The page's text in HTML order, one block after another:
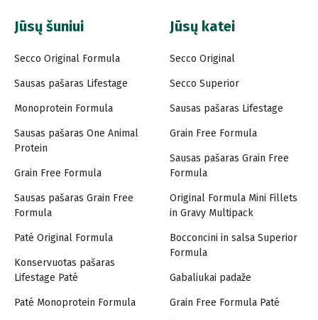
Jūsų šuniui
Secco Original Formula
Sausas pašaras Lifestage
Monoprotein Formula
Sausas pašaras One Animal
Protein
Grain Free Formula
Sausas pašaras Grain Free
Formula
Paté Original Formula
Konservuotas pašaras
Lifestage Paté
Paté Monoprotein Formula
Jūsų katei
Secco Original
Secco Superior
Sausas pašaras Lifestage
Grain Free Formula
Sausas pašaras Grain Free
Formula
Original Formula Mini Fillets
in Gravy Multipack
Bocconcini in salsa Superior
Formula
Gabaliukai padaže
Grain Free Formula Paté